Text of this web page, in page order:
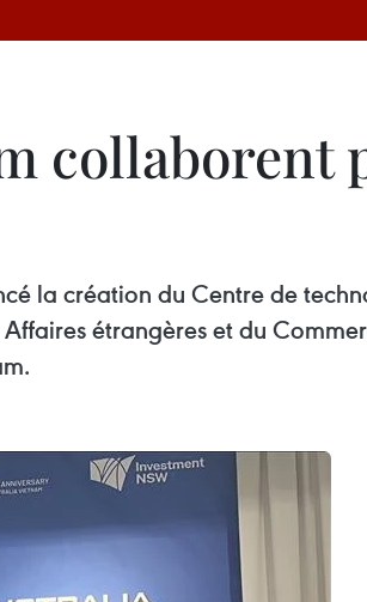
la création du Centre de
étrangères et du